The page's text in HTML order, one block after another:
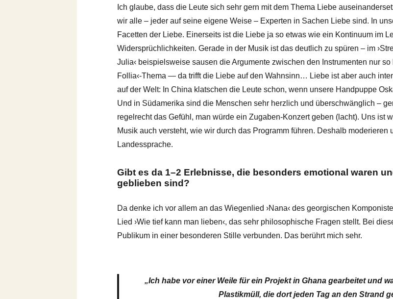
Ich glaube, dass die Leute sich sehr gern mit dem Thema Liebe
wir alle – jeder auf seine eigene Weise – Experten in Sachen Liebe sind. In
Facetten der Liebe. Einerseits ist die Liebe ja so etwas wie ein Kontinuum im
Widersprüchlichkeiten. Gerade in der Musik ist das deutlich zu spüren – im
Julia‹ beispielsweise sausen die Argumente zwischen den Instrumenten nur so
Follia‹-Thema — da trifft die Liebe auf den Wahnsinn… Liebe ist aber auch
auf der Welt: In China klatschen die Leute schon, wenn unsere Handpuppe
Und in Südamerika sind die Menschen sehr herzlich und überschwänglich –
regelrecht das Gefühl, man würde ein Zugaben-Konzert geben (lacht). Uns ist
Musik auch versteht, wie wir durch das Programm führen. Deshalb
Landessprache.
Gibt es da 1–2 Erlebnisse, die besonders emotional waren
geblieben sind?
Da denke ich vor allem an das Wiegenlied ›Nana‹ des georgischen
Lied ›Wie tief kann man lieben‹, das sehr philosophische Fragen stellt. Bei
Publikum in einer besonderen Stille verbunden. Das berührt mich sehr.
„Ich habe vor einer Weile für ein Projekt in Ghana gearbeitet und
Plastikmüll, die dort jeden Tag an den Strand